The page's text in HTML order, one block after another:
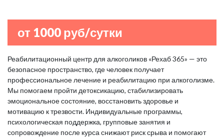
от 1000 руб/сутки
Реабилитационный центр для алкоголиков «Рехаб 365» — это
безопасное пространство, где человек получает
профессиональное лечение и реабилитацию при алкоголизме.
Мы помогаем пройти детоксикацию, стабилизировать
эмоциональное состояние, восстановить здоровье и
мотивацию к трезвости. Индивидуальные программы,
психологическая поддержка, групповые занятия и
сопровождение после курса снижают риск срыва и помогают